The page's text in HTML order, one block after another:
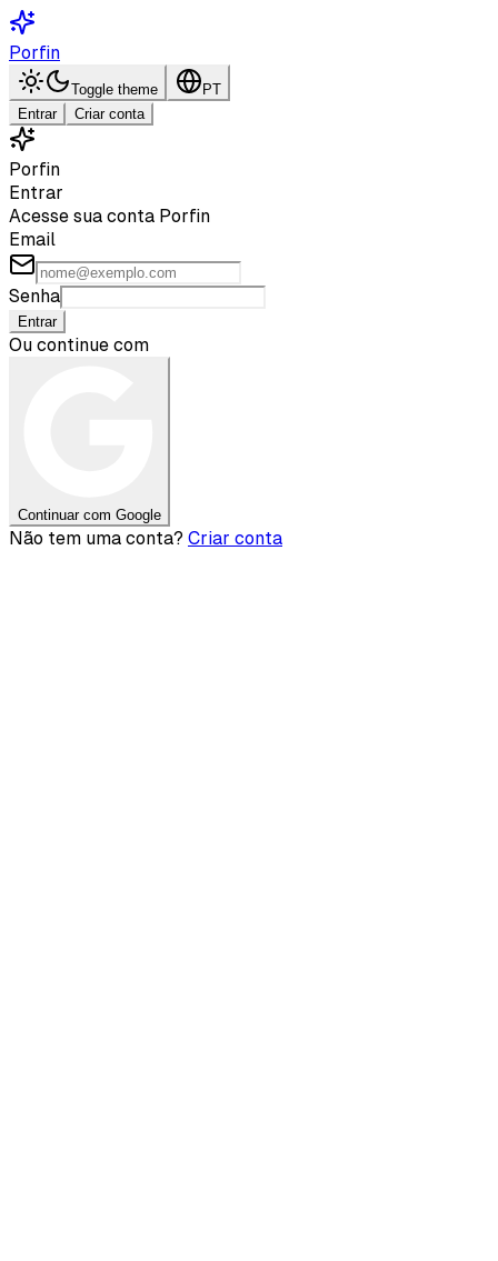
Porfin
Toggle theme
PT
Entrar
Criar conta
Porfin
Entrar
Acesse sua conta Porfin
Email
Senha
Entrar
Ou continue com
Continuar com Google
Não tem uma conta? Criar conta